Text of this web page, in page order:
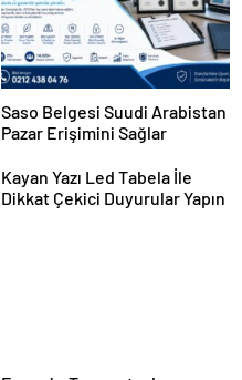
Saso Belgesi Suudi Arabistan
Pazar Erişimini Sağlar
Kayan Yazı Led Tabela İle
Dikkat Çekici Duyurular Yapın